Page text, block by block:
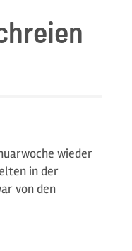
wieder
in der
von den